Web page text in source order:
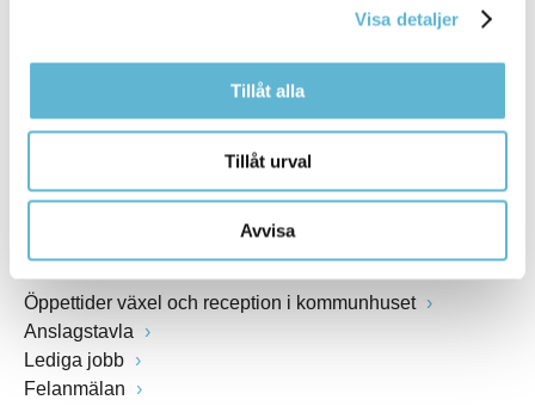
Visa detaljer
Tillåt alla
Tillåt urval
Avvisa
Fax: 0456-82 22 00
Öppettider växel och reception i kommunhuset
Anslagstavla
Lediga jobb
Felanmälan